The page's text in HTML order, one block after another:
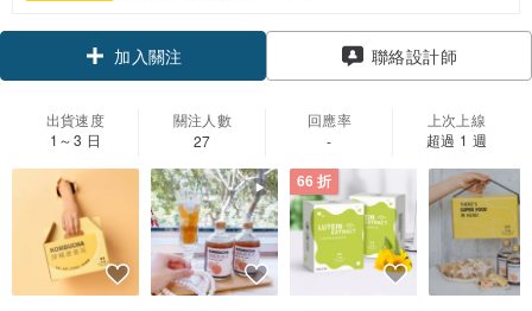
加入關注 聯絡設計師
出貨速度
1～3 日
關注人數
27
回應率
-
上次上線
超過 1 週
66 折